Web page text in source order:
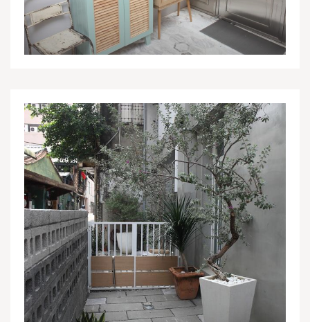
質樸與輕奢、優雅與
日常共存的旅宿空間